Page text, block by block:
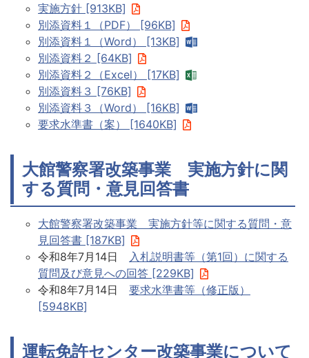
実施方針 [913KB]
別添資料１（PDF） [96KB]
別添資料１（Word） [13KB]
別添資料２ [64KB]
別添資料２（Excel） [17KB]
別添資料３ [76KB]
別添資料３（Word） [16KB]
要求水準書（案） [1640KB]
大館警察署改築事業 実施方針に関
する質問・意見回答書
大館警察署改築事業 実施方針等に関する質問・意
見回答書 [187KB]
令和8年7月14日
入札説明書等（第1回）に関する
質問及び意見への回答 [229KB]
令和8年7月14日 要求水準書等（修正版）
[5948KB]
運転免許センター改築事業について